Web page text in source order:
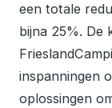
een totale
bijna 25%. De
inspanningen
oplossingen